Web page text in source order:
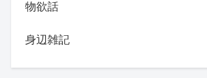
物欲話
身辺雑記